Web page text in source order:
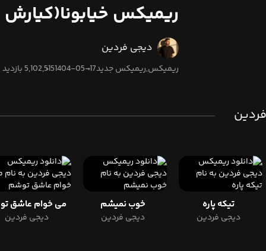
ریمیکس خیابونا(کیارش
دیجی فردین
ریمیکس,ریمیکس جدید1404-05-175,102,515 بازدید
تیکه پاره
دیجی فردین
خوب نمیشم
دیجی فردین دیجی فردین